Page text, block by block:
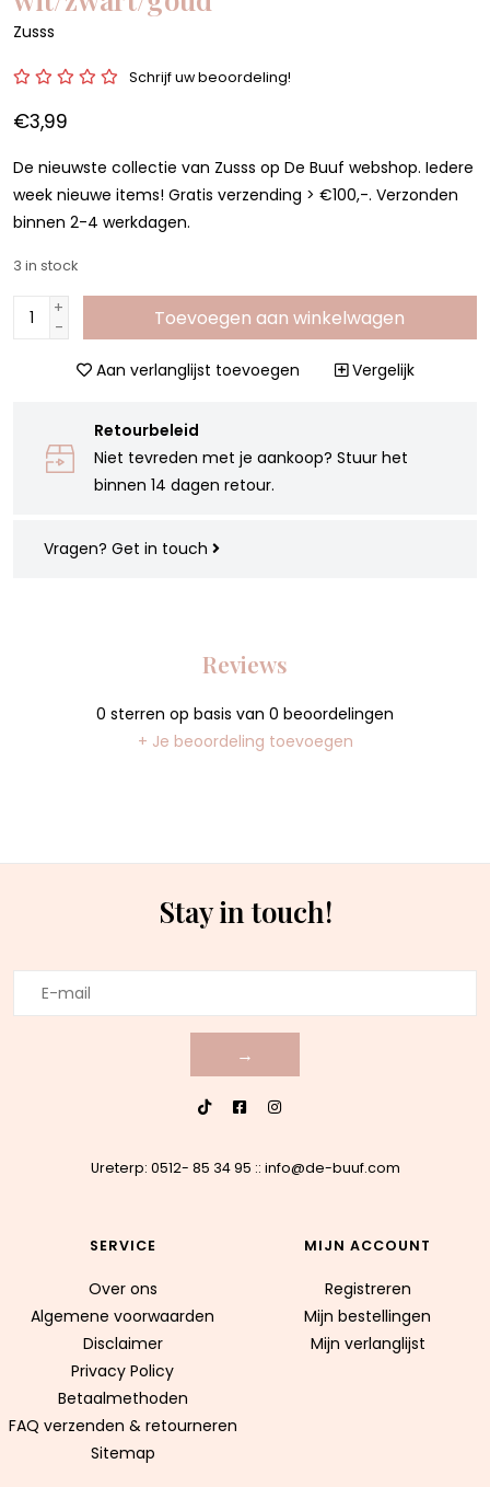
Zusss
Schrijf uw beoordeling!
€3,99
De nieuwste collectie van Zusss op De Buuf webshop. Iedere
week nieuwe items! Gratis verzending > €100,-. Verzonden
binnen 2-4 werkdagen.
3 in stock
+
-
Toevoegen aan winkelwagen
Aan verlanglijst toevoegen Vergelijk
Retourbeleid
Niet tevreden met je aankoop? Stuur het
binnen 14 dagen retour.
Vragen? Get in touch
Reviews
0 sterren op basis van 0 beoordelingen
+ Je beoordeling toevoegen
Stay in touch!
→
Ureterp: 0512- 85 34 95 :: info@de-buuf.com
SERVICE
Over ons
Algemene voorwaarden
Disclaimer
Privacy Policy
Betaalmethoden
FAQ verzenden & retourneren
Sitemap
MIJN ACCOUNT
Registreren
Mijn bestellingen
Mijn verlanglijst